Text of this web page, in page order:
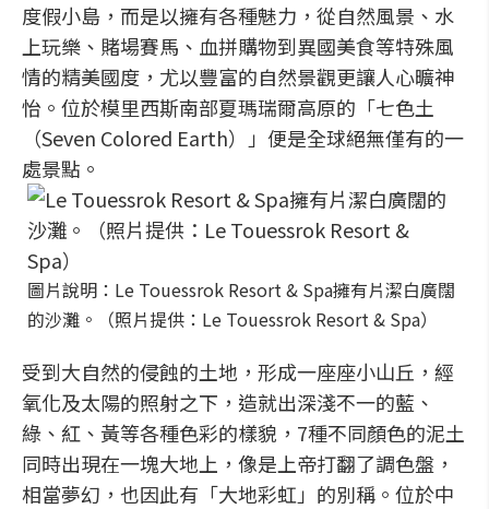
度假小島，而是以擁有各種魅力，從自然風景、水
上玩樂、賭場賽馬、血拼購物到異國美食等特殊風
情的精美國度，尤以豐富的自然景觀更讓人心曠神
怡。位於模里西斯南部夏瑪瑞爾高原的「七色土
（Seven Colored Earth）」便是全球絕無僅有的一
處景點。
圖片說明：Le Touessrok Resort & Spa擁有片潔白廣闊
的沙灘。（照片提供：Le Touessrok Resort & Spa）
受到大自然的侵蝕的土地，形成一座座小山丘，經
氧化及太陽的照射之下，造就出深淺不一的藍、
綠、紅、黃等各種色彩的樣貌，7種不同顏色的泥土
同時出現在一塊大地上，像是上帝打翻了調色盤，
相當夢幻，也因此有「大地彩虹」的別稱。位於中